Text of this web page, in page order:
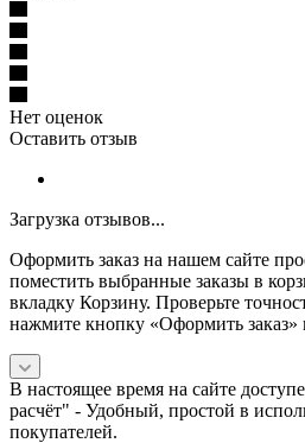
Нет оценок
Оставить отзыв
Загрузка отзывов...
Оформить заказ на нашем сайте
поместить выбранные заказы в
вкладку Корзину. Проверьте
нажмите кнопку «Оформить заказ»
В настоящее время на сайте
расчёт" - Удобный, простой в
покупателей.